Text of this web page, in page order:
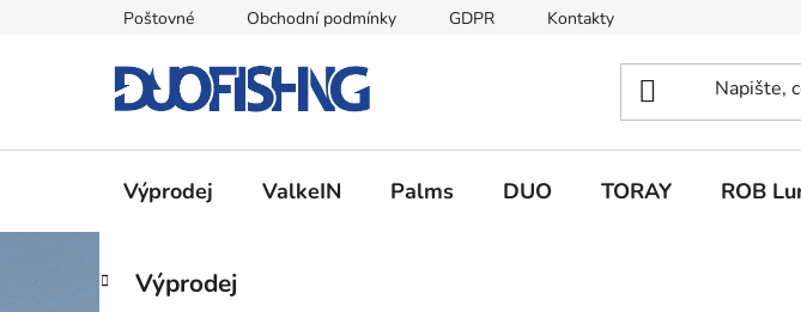
Poštovné Obchodní podmínky GDPR Kontakty
Výprodej ValkeIN Palms DUO TORAY ROB
PPřeskočit
kategorie
K
a
Výprodej